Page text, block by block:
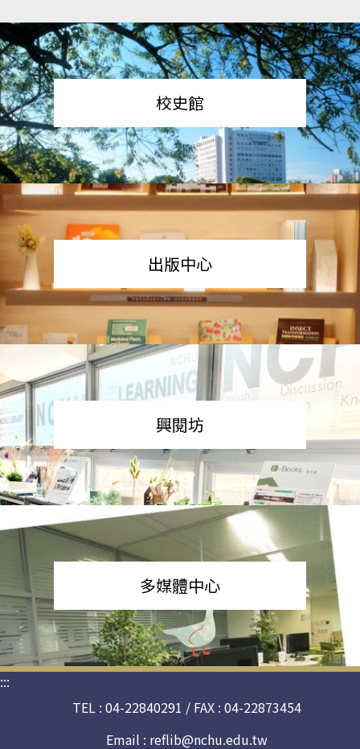
校史館
出版中心
興閱坊
多媒體中心
:::
TEL : 04-22840291 / FAX : 04-22873454